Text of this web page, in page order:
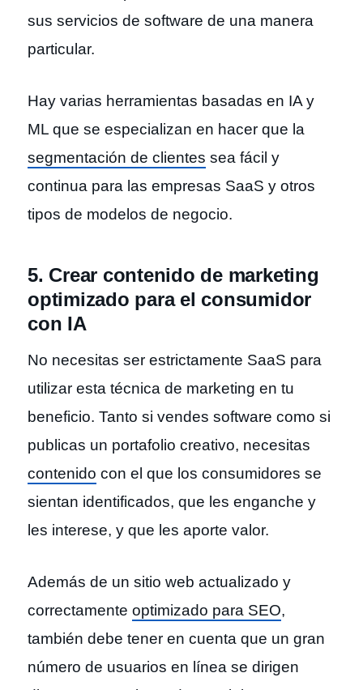
sus servicios de software de una manera
particular.
Hay varias herramientas basadas en IA y
ML que se especializan en hacer que la
segmentación de clientes sea fácil y
continua para las empresas SaaS y otros
tipos de modelos de negocio.
5. Crear contenido de marketing
optimizado para el consumidor
con IA
No necesitas ser estrictamente SaaS para
utilizar esta técnica de marketing en tu
beneficio. Tanto si vendes software como si
publicas un portafolio creativo, necesitas
contenido con el que los consumidores se
sientan identificados, que les enganche y
les interese, y que les aporte valor.
Además de un sitio web actualizado y
correctamente optimizado para SEO,
también debe tener en cuenta que un gran
número de usuarios en línea se dirigen